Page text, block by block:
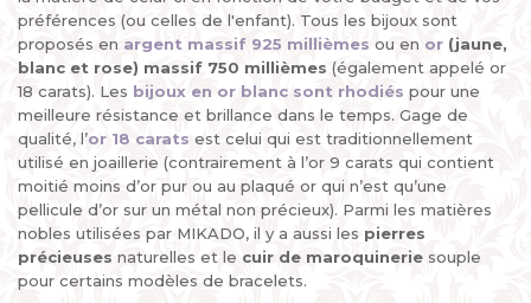
préférences (ou celles de l'enfant). Tous les bijoux sont
proposés en argent massif 925 millièmes ou en or (jaune,
blanc et rose) massif 750 millièmes (également appelé or
18 carats). Les bijoux en or blanc sont rhodiés pour une
meilleure résistance et brillance dans le temps. Gage de
qualité, l’or 18 carats est celui qui est traditionnellement
utilisé en joaillerie (contrairement à l’or 9 carats qui contient
moitié moins d’or pur ou au plaqué or qui n’est qu’une
pellicule d’or sur un métal non précieux). Parmi les matières
nobles utilisées par MIKADO, il y a aussi les pierres
précieuses naturelles et le cuir de maroquinerie souple
pour certains modèles de bracelets.